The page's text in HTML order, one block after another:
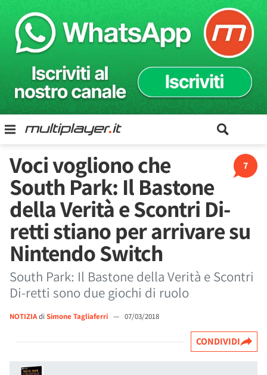
7
Voci vogliono che
South Park: Il Bastone
della Verità e Scontri Di-
retti stiano per arrivare su
Nintendo Switch
South Park: Il Bastone della Verità e Scontri
Di-retti sono due giochi di ruolo
NOTIZIAdi Simone Tagliaferri — 07/03/2018
CONDIVIDI